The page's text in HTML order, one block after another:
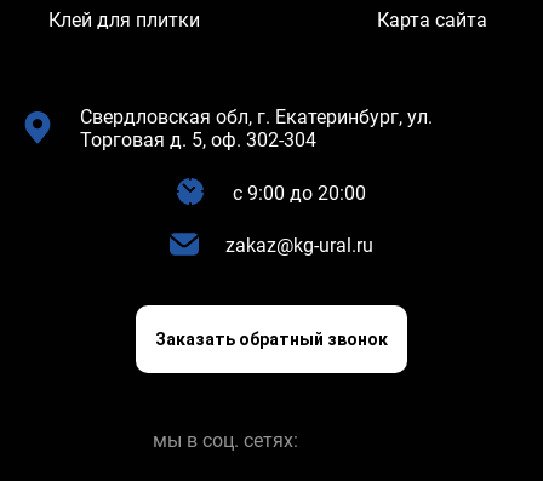
Клей для плитки Карта сайта
Свердловская обл, г. Екатеринбург, ул.
Торговая д. 5, оф. 302-304
c 9:00 до 20:00
zakaz@kg-ural.ru
Заказать обратный звонок
мы в соц. сетях: